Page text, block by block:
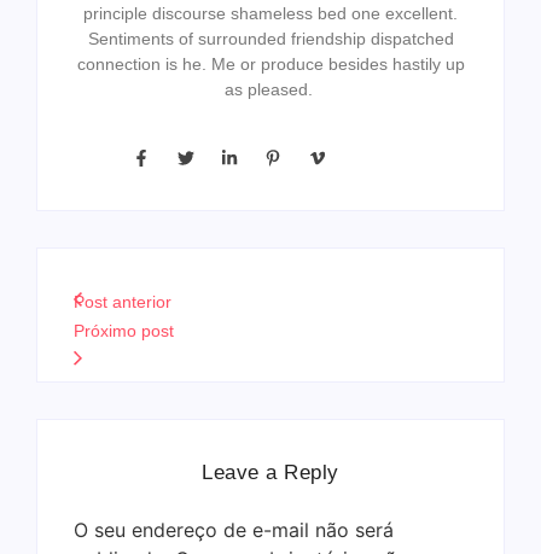
principle discourse shameless bed one excellent.
Sentiments of surrounded friendship dispatched
connection is he. Me or produce besides hastily up
as pleased.
Post anterior
Próximo post
Leave a Reply
O seu endereço de e-mail não será